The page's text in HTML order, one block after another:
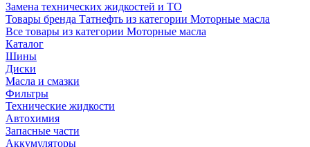
Замена технических жидкостей и ТО
Товары бренда Татнефть из категории Моторные масла
Все товары из категории Моторные масла
Каталог
Шины
Диски
Масла и смазки
Фильтры
Технические жидкости
Автохимия
Запасные части
Аккумуляторы